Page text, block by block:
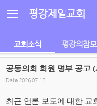
평강제일교회
교회소식 평강의참
공동의회 회원 명부 공고
Date 2026.07.12
최근 언론 보도에 대한 교